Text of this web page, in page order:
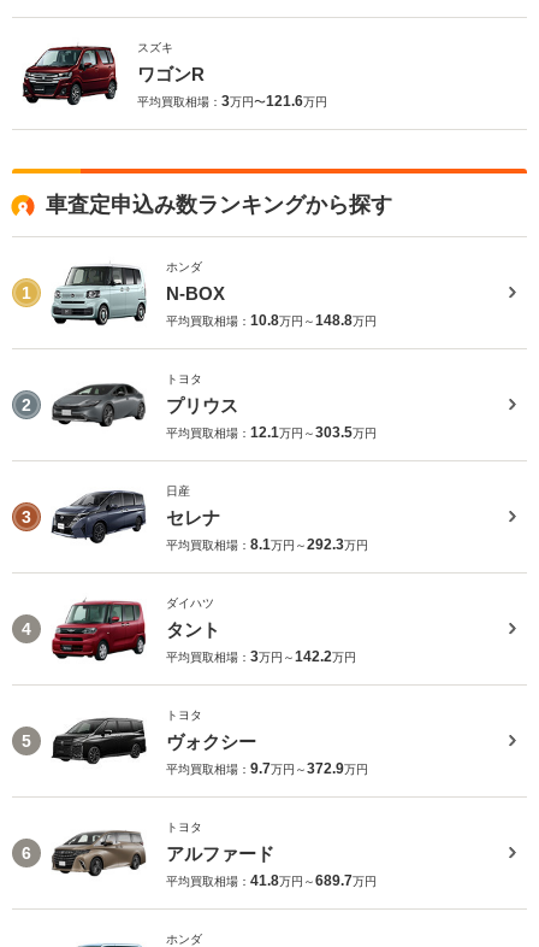
スズキ
ワゴンR
平均買取相場： 3万円〜121.6万円
車査定申込み数ランキングから探す
1
ホンダ
N-BOX
平均買取相場： 10.8万円～148.8万円
2
トヨタ
プリウス
平均買取相場： 12.1万円～303.5万円
3
日産
セレナ
平均買取相場： 8.1万円～292.3万円
4
ダイハツ
タント
平均買取相場： 3万円～142.2万円
5
トヨタ
ヴォクシー
平均買取相場： 9.7万円～372.9万円
6
トヨタ
アルファード
平均買取相場： 41.8万円～689.7万円
ホンダ